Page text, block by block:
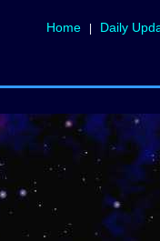
Home Daily